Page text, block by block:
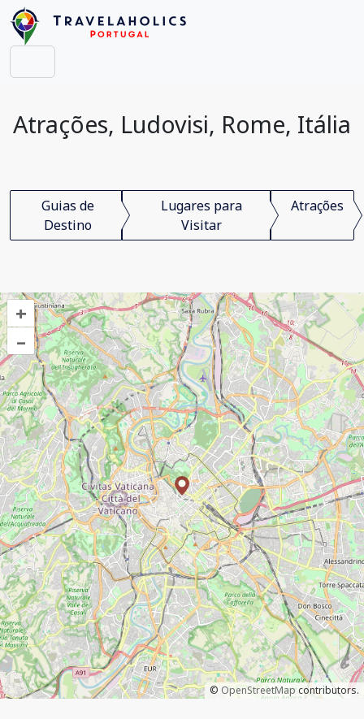
Atrações, Ludovisi, Rome, Itália
Guias de
Destino
Lugares para
Visitar
Atrações
+
–
© OpenStreetMapcontributors.